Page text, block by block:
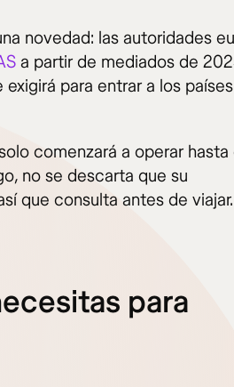
novedad: las autoridades
a partir de mediados de
para entrar a los
comenzará a operar
no se descarta que su
que consulta antes de viajar.
para